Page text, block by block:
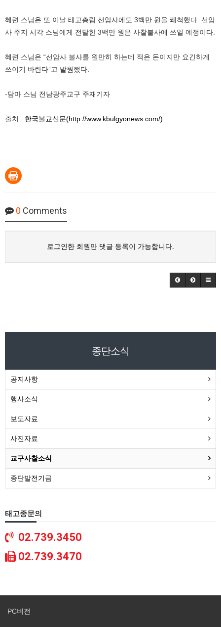
혜련 스님은 또 이날 태고총림 선암사에도 3백만 원을 쾌척했다. 선암
사 주지 시각 스님에게 전달한 3백만 원은 사찰불사에 쓰일 예정이다.
혜련 스님은 “선암사 불사를 원만히 하는데 적은 돈이지만 요긴하게
쓰이기 바란다”고 발원했다.
-담마 스님 전남광주교구 주재기자
출처 : 한국불교신문(http://www.kbulgyonews.com/)
0 Comments
로그인한 회원만 댓글 등록이 가능합니다.
종단소식
공지사항
행사소식
보도자료
사진자료
교구사찰소식
종단발전기금
태고종문의
02.739.3450
02.739.3470
PC버전